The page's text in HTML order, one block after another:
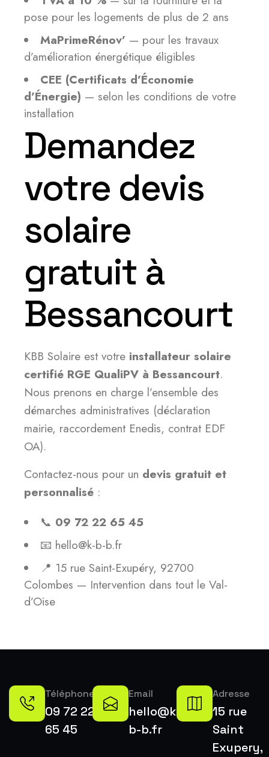
pose pour les logements de plus de 2 ans
MaPrimeRénov’ — pour les travaux
d’amélioration énergétique éligibles
CEE (Certificats d’Économie
d’Énergie) — selon les conditions de votre
installation
Demandez
votre devis
solaire
gratuit à
Bessancourt
KBB Solaire est votre installateur solaire
certifié RGE QualiPV à Bessancourt.
Nous prenons en charge l’ensemble des
démarches administratives (déclaration
mairie, raccordement Enedis, contrat EDF
OA).
Contactez-nous pour un devis gratuit et
personnalisé :
📞 09 72 22 65 45
📧 hello@k-b-b.fr
📍 15 rue Saint-Exupéry, 92700
Colombes — Intervention dans tout le Val-
d’Oise
Téléphone
09 72 22
65 45
Email
hello@k-
b-b.fr
Adresse
15 rue
Saint
Exupery,